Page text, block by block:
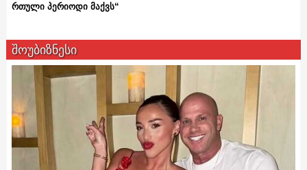
რთული პერიოდი მაქვს“
შოუბიზნესი